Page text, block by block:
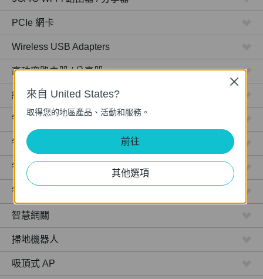
PCIe 網卡
Wireless USB Adapters
高功率路由器 / 分享器
網路攝影機
智慧型插座
智慧型燈泡
智慧開關
智慧感應器
智慧網關
掃地機器人
吸頂式 AP
來自 United States?
取得您的地區產品、活動和服務。
前往
其他選項
Close